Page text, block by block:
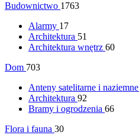
Budownictwo 1763
Alarmy 17
Architektura 51
Architektura wnętrz 60
Dom 703
Anteny satelitarne i naziemne
Architektura 92
Bramy i ogrodzenia 66
Flora i fauna 30